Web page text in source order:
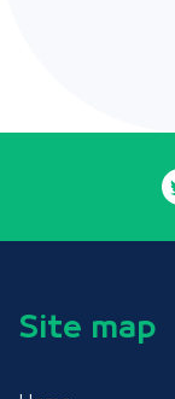
Site map